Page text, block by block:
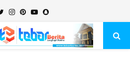
TwitterInstagram
Pinterest
YoutubeSnapchat